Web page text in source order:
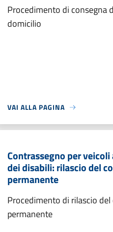
Procedimento di consegna
domicilio
VAI ALLA PAGINA
Contrassegno per veicoli
dei disabili: rilascio del
permanente
Procedimento di rilascio
permanente